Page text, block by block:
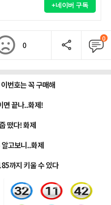
+네이버 구독
0
0